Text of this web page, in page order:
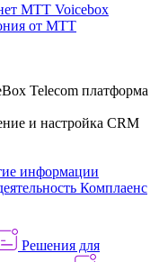
МТТ Voicebox
от МТТ
Telecom платформа
и настройка CRM
информации
Комплаенс
Решения для